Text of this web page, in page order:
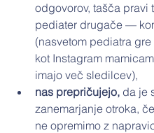
odgovorov, tašča pravi
pediater drugače —
(nasvetom pediatra
kot Instagram
imajo več sledilcev),
nas prepričujejo, da je
zanemarjanje otroka,
ne opremimo z